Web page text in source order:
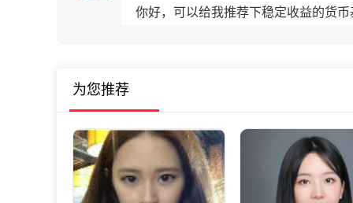
你好，可以给我推荐下稳定收益的货
为您推荐